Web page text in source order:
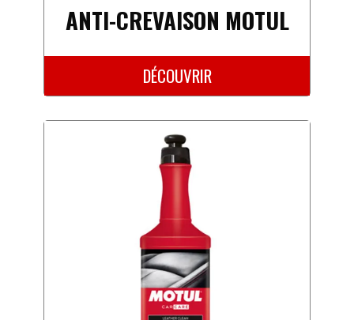
ANTI-CREVAISON MOTUL
DÉCOUVRIR